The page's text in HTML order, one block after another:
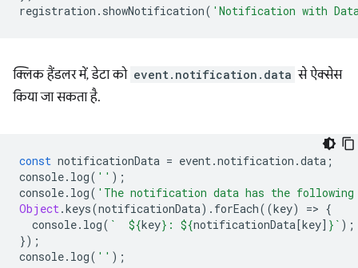
registration . showNotification( 'Notification with
क्लिक हैंडलर में, डेटा को event.notification.data से ऐक्सेस
किया जा सकता है.
const notificationData = event.notification .data ;
console. log( '' );
console. log( 'The notification data has the following
Object.keys(notificationData). forEach((key) => {
console. log( ` ${key} : ${notificationData[key] } ` );
});
console. log( '' );